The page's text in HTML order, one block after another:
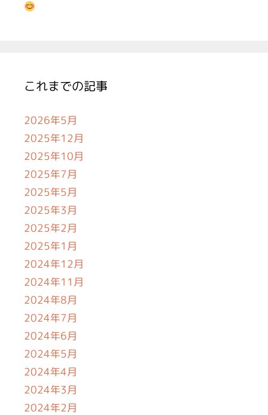
これまでの記事
2026年5月
2025年12月
2025年10月
2025年7月
2025年5月
2025年3月
2025年2月
2025年1月
2024年12月
2024年11月
2024年8月
2024年7月
2024年6月
2024年5月
2024年4月
2024年3月
2024年2月